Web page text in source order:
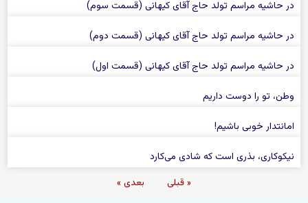
در حاشیه مراسم تولد حاج آقای کیهانی (قسمت سوم)
در حاشیه مراسم تولد حاج آقای کیهانی (قسمت دوم)
در حاشیه مراسم تولد حاج آقای کیهانی (قسمت اول)
وطن، تو را دوست داریم
امانتدار خوبی باشیم!
نیکوکاری، بذری است که شادی می‌کارد
« قبلی بعدی »